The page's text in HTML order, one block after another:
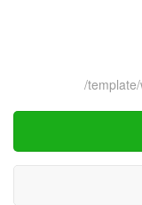
/